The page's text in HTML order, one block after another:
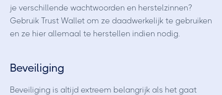
je verschillende wachtwoorden en herstelzinnen?
Gebruik Trust Wallet om ze daadwerkelijk te gebruiken
en ze hier allemaal te herstellen indien nodig.
Beveiliging
Beveiliging is altijd extreem belangrijk als het gaat